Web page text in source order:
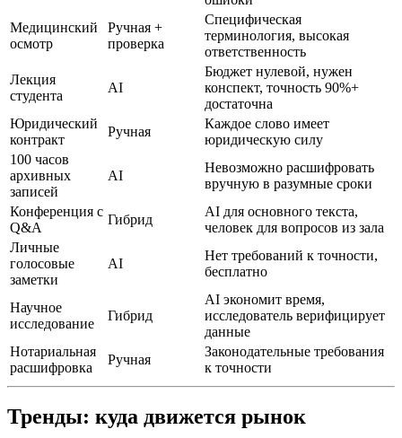
Медицинский
осмотр
Ручная +
проверка
Специфическая
терминология, высокая
ответственность
Лекция
студента
AI
Бюджет нулевой, нужен
конспект, точность 90%+
достаточна
Юридический
контракт
Ручная
Каждое слово имеет
юридическую силу
100 часов
архивных
записей
AI
Невозможно расшифровать
вручную в разумные сроки
Конференция с
Q&A
Гибрид
AI для основного текста,
человек для вопросов из зала
Личные
голосовые
заметки
AI
Нет требований к точности,
бесплатно
Научное
исследование
Гибрид
AI экономит время,
исследователь верифицирует
данные
Нотариальная
расшифровка
Ручная
Законодательные требования
к точности
Тренды: куда движется рынок